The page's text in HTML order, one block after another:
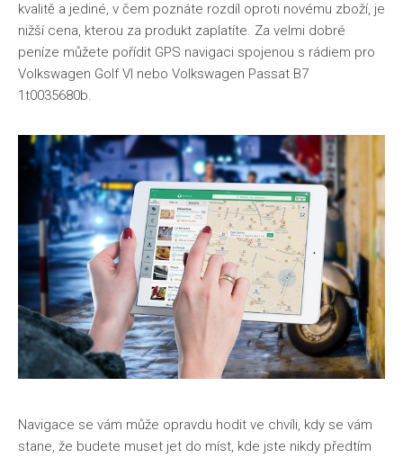
kvalitě a jediné, v čem poznáte rozdíl oproti novému zboží, je
nižší cena, kterou za produkt zaplatíte. Za velmi dobré
peníze můžete pořídit GPS navigaci spojenou s rádiem pro
Volkswagen Golf VI nebo Volkswagen Passat B7
1t0035680b.
Navigace se vám může opravdu hodit ve chvíli, kdy se vám
stane, že budete muset jet do míst, kde jste nikdy předtím